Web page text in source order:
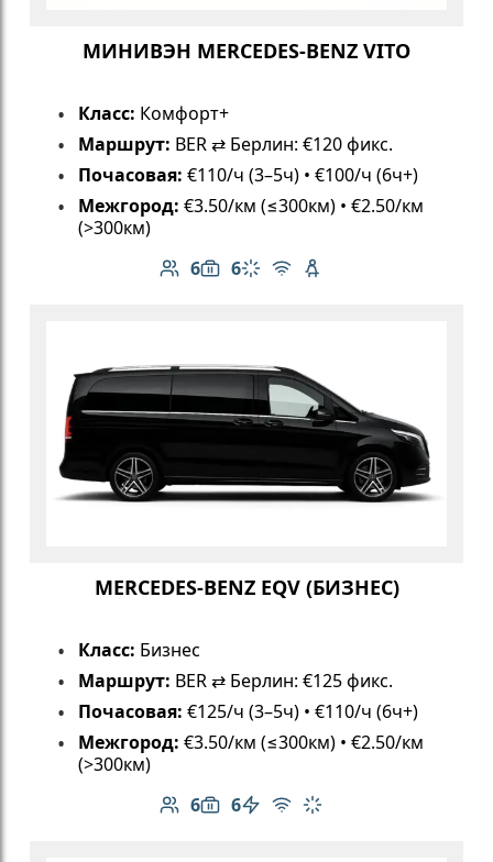
МИНИВЭН MERCEDES-BENZ VITO
Класс: Комфорт+
Маршрут: BER ⇄ Берлин: €120 фикс.
Почасовая: €110/ч (3–5ч) • €100/ч (6ч+)
Межгород: €3.50/км (≤300км) • €2.50/км
(>300км)
6
Количество пассажиров: 6
6
Вместимость багажа: 6
Климат-контроль
Бесплатный Wi-Fi
Детское кресло
MERCEDES-BENZ EQV (БИЗНЕС)
Класс: Бизнес
Маршрут: BER ⇄ Берлин: €125 фикс.
Почасовая: €125/ч (3–5ч) • €110/ч (6ч+)
Межгород: €3.50/км (≤300км) • €2.50/км
(>300км)
6
Количество пассажиров: 6
6
Вместимость багажа: 6
Электромобиль
Бесплатный Wi-Fi
Климат-контроль